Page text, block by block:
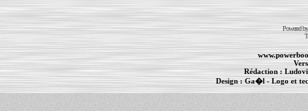
Powered
Rédaction :
Design : Ga�l- Logo et